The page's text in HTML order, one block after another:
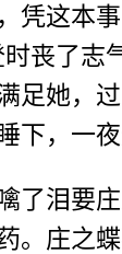
凭这本
丧了志
足她，
下，一夜
了泪要
。庄之